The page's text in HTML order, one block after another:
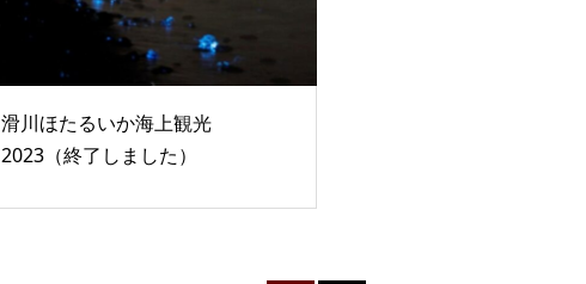
滑川ほたるいか海上観光
2023（終了しました）